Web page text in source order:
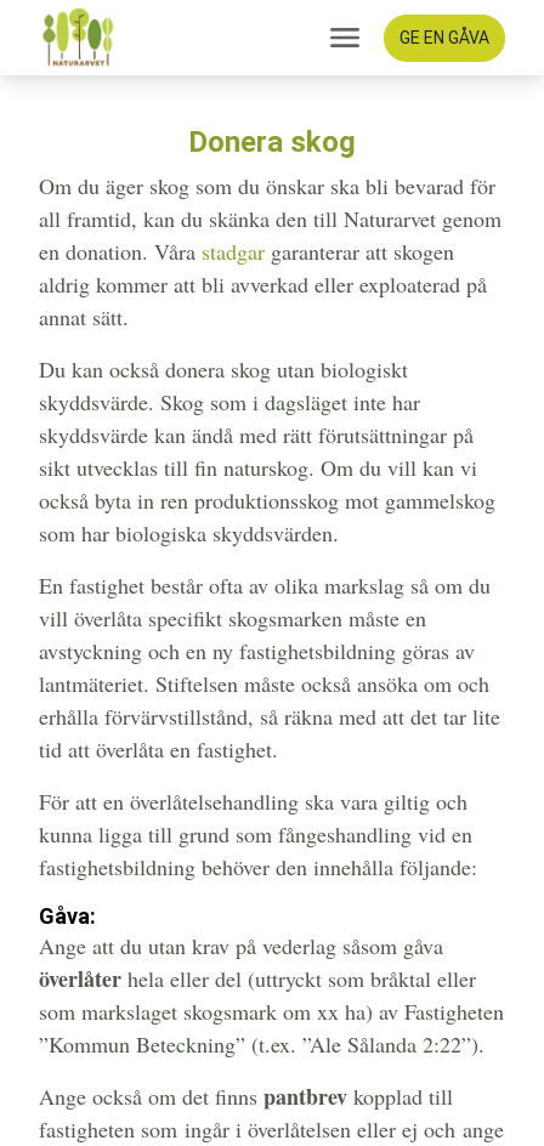
GE EN GÅVA
Donera skog
Om du äger skog som du önskar ska bli bevarad för
all framtid, kan du skänka den till Naturarvet genom
en donation. Våra stadgar garanterar att skogen
aldrig kommer att bli avverkad eller exploaterad på
annat sätt.
Du kan också donera skog utan biologiskt
skyddsvärde. Skog som i dagsläget inte har
skyddsvärde kan ändå med rätt förutsättningar på
sikt utvecklas till fin naturskog. Om du vill kan vi
också byta in ren produktionsskog mot gammelskog
som har biologiska skyddsvärden.
En fastighet består ofta av olika markslag så om du
vill överlåta specifikt skogsmarken måste en
avstyckning och en ny fastighetsbildning göras av
lantmäteriet. Stiftelsen måste också ansöka om och
erhålla förvärvstillstånd, så räkna med att det tar lite
tid att överlåta en fastighet.
För att en överlåtelsehandling ska vara giltig och
kunna ligga till grund som fångeshandling vid en
fastighetsbildning behöver den innehålla följande:
Gåva:
Ange att du utan krav på vederlag såsom gåva
överlåter hela eller del (uttryckt som bråktal eller
som markslaget skogsmark om xx ha) av Fastigheten
”Kommun Beteckning” (t.ex. ”Ale Sålanda 2:22”).
Ange också om det finns pantbrev kopplad till
fastigheten som ingår i överlåtelsen eller ej och ange